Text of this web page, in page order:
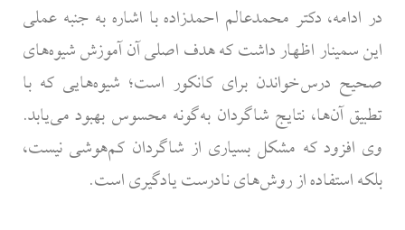
در ادامه، دکتر محمدعالم احمدزاده با اشاره به جنبه عملی
این سمینار اظهار داشت که هدف اصلی آن آموزش شیوه‌های
صحیح درس‌خواندن برای کانکور است؛ شیوه‌هایی که با
تطبیق آن‌ها، نتایج شاگردان به‌گونه محسوس بهبود می‌یابد.
وی افزود که مشکل بسیاری از شاگردان کم‌هوشی نیست،
بلکه استفاده از روش‌های نادرست یادگیری است.